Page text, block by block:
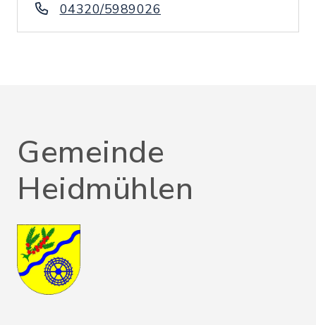
04320/5989026
Gemeinde
Heidmühlen